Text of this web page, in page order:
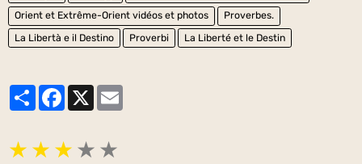
Orient et Extrême-Orient vidéos et photos
Proverbes.
La Libertà e il Destino
Proverbi La Liberté et le Destin
PartagerFacebook
★ ★ ★ ★ ★